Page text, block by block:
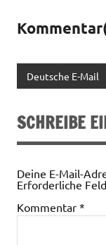
Deutsche E-Mail
SCHREIBE
Deine E-Mail-
Erforderliche
Kommentar *